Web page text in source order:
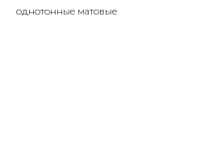
однотонные матовые